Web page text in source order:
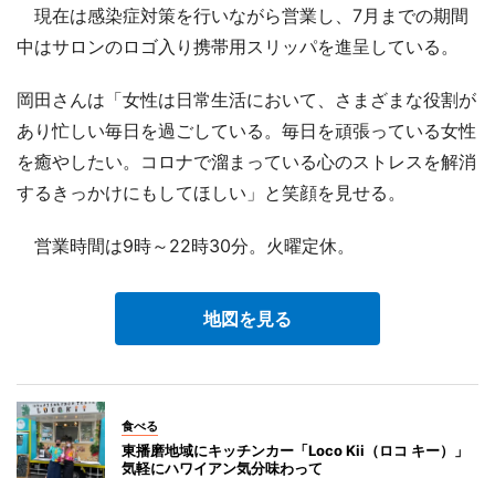
現在は感染症対策を行いながら営業し、7月までの期間
中はサロンのロゴ入り携帯用スリッパを進呈している。
岡田さんは「女性は日常生活において、さまざまな役割が
あり忙しい毎日を過ごしている。毎日を頑張っている女性
を癒やしたい。コロナで溜まっている心のストレスを解消
するきっかけにもしてほしい」と笑顔を見せる。
営業時間は9時～22時30分。火曜定休。
地図を見る
食べる
東播磨地域にキッチンカー「Loco Kii（ロコ キー）」
気軽にハワイアン気分味わって